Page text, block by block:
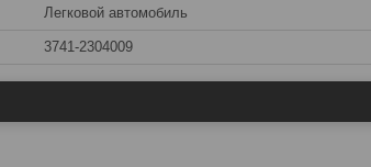
Легковой автомобиль
3741-2304009